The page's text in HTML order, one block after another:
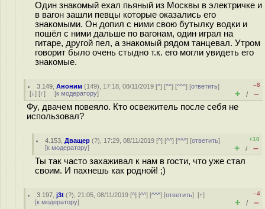
Один знакомый ехал пьяный из Москвы в электричке и
в вагон зашли певцы которые оказались его
знакомыми. Он допил с ними свою бутылку водки и
пошёл с ними дальше по вагонам, один играл на
гитаре, другой пел, а знакомый рядом танцевал. Утром
говорит было очень стыдно т.к. его могли увидеть его
знакомые.
3.149 ,Аноним (149), 17:18, 08/11/2019 [^] [^^] [^^^] [ответить]
[↓] [↑] [к модератору]
–8
+ / –
Фу, двачем повеяло. Кто освежитель после себя не
использовал?
4.153 ,Дващер (?), 17:29, 08/11/2019 [^] [^^] [^^^] [ответить]
[к модератору]
+10
+ / –
Ты так часто захаживал к нам в гости, что уже стал
своим. И пахнешь как родной! ;)
3.197 ,j3t (?), 21:05, 08/11/2019 [^] [^^] [^^^] [ответить][↑]
[к модератору]
–4
+ / –